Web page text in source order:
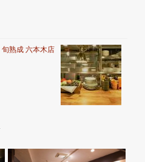
旬熟成 六本木店